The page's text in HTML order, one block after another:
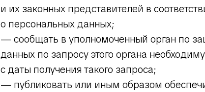
и их законных представителей в
о персональных данных;
— сообщать в уполномоченный орган по
данных по запросу этого органа
с даты получения такого запроса;
— публиковать или иным образом